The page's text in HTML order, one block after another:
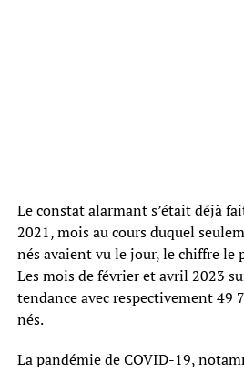
Le constat alarmant s’était déjà
2021, mois au cours duquel
nés avaient vu le jour, le chiffre le
Les mois de février et avril 2023
tendance avec respectivement 49
nés.
La pandémie de COVID-19,